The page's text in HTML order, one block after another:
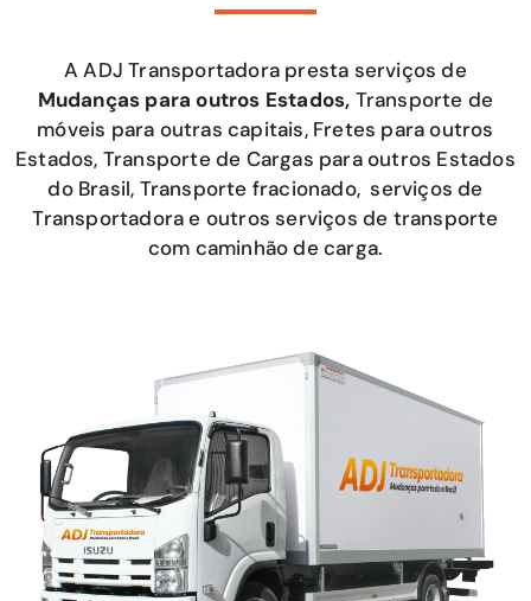
A ADJ Transportadora presta serviços de
Mudanças para outros Estados, Transporte de
móveis para outras capitais, Fretes para outros
Estados, Transporte de Cargas para outros Estados
do Brasil, Transporte fracionado, serviços de
Transportadora e outros serviços de transporte
com caminhão de carga.